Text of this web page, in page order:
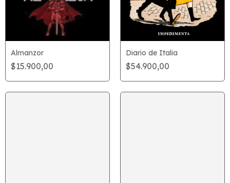
Almanzor
$15.900,00
Diario de Italia
$54.900,00